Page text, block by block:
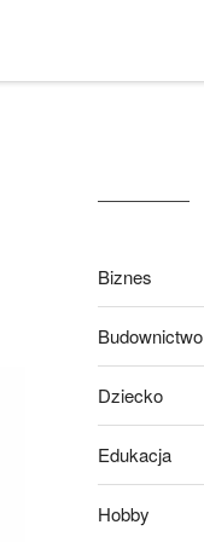
Biznes
Budownictwo
Dziecko
Edukacja
Hobby